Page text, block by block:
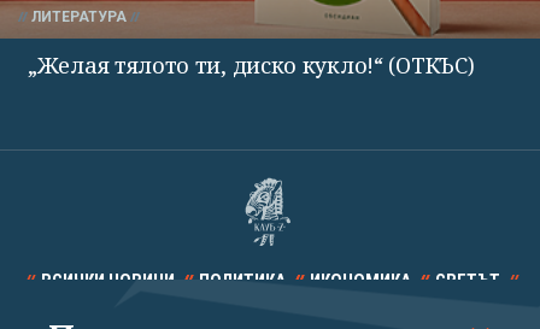
ЛИТЕРАТУРА
„Желая тялото ти, диско кукло!“ (ОТКЪС)
ВСИЧКИ НОВИНИ ПОЛИТИКА ИКОНОМИКА СВЕТЪТ